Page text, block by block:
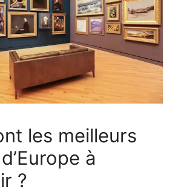
les meilleurs
à
?